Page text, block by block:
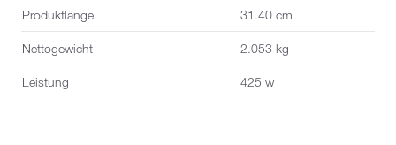
Produktlänge 31.40 cm
Nettogewicht 2.053 kg
Leistung 425 w